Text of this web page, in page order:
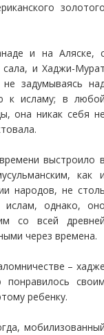
и на Аляске,
сала, и Хаджи-
задумываясь
к исламу; в
она никак себя
выстроило
как
народов, не
ислам, однако,
со всей
через времена.
–
ребенку.